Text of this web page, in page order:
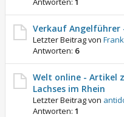
Verkauf Angelführer
Letzter Beitrag von
Antworten: 6
Welt online - Artikel
Lachses im Rhein
Letzter Beitrag von
Antworten: 1